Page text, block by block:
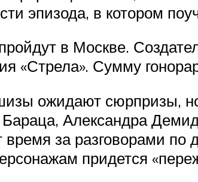
эпизода, в котором
в Москве.
«Стрела». Сумму
ожидают сюрпризы,
Александра
за разговорами по
придется